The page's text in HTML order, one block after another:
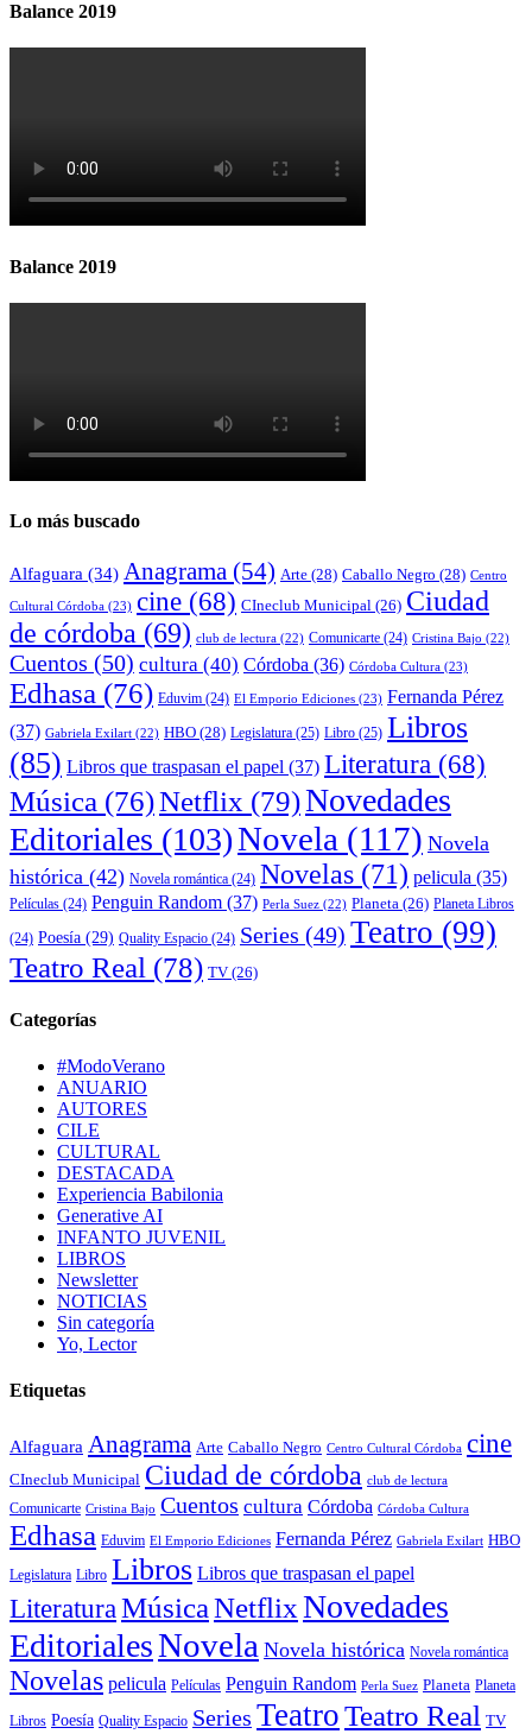
Balance 2019
Balance 2019
Lo más buscado
Alfaguara (34) Anagrama (54) Arte (28) Caballo Negro (28) Centro
Cultural Córdoba (23) cine (68) CIneclub Municipal (26) Ciudad
de córdoba (69) club de lectura (22) Comunicarte (24) Cristina Bajo (22)
Cuentos (50) cultura (40) Córdoba (36) Córdoba Cultura (23)
Edhasa (76) Eduvim (24) El Emporio Ediciones (23) Fernanda Pérez
(37) Gabriela Exilart (22) HBO (28) Legislatura (25) Libro (25) Libros
(85) Libros que traspasan el papel (37) Literatura (68)
Música (76)Netflix (79)Novedades
Editoriales (103)Novela (117) Novela
histórica (42) Novela romántica (24) Novelas (71) pelicula (35)
Películas (24) Penguin Random (37) Perla Suez (22) Planeta (26) Planeta Libros
(24) Poesía (29) Quality Espacio (24) Series (49) Teatro (99)
Teatro Real (78) TV (26)
Categorías
#ModoVerano
ANUARIO
AUTORES
CILE
CULTURAL
DESTACADA
Experiencia Babilonia
Generative AI
INFANTO JUVENIL
LIBROS
Newsletter
NOTICIAS
Sin categoría
Yo, Lector
Etiquetas
Alfaguara Anagrama Arte Caballo Negro Centro Cultural Córdoba cine
CIneclub Municipal Ciudad de córdoba club de lectura
Comunicarte Cristina Bajo Cuentos cultura Córdoba Córdoba Cultura
Edhasa Eduvim El Emporio Ediciones Fernanda Pérez Gabriela Exilart HBO
Legislatura Libro Libros Libros que traspasan el papel
LiteraturaMúsicaNetflixNovedades
EditorialesNovela Novela histórica Novela romántica
Novelas pelicula Películas Penguin Random Perla Suez Planeta Planeta
Libros Poesía Quality Espacio Series TeatroTeatro Real TV